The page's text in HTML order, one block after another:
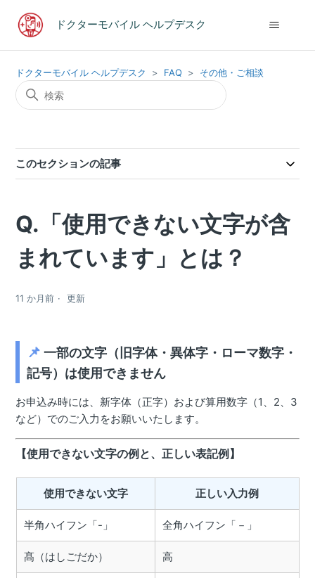
ドクターモバイル ヘルプデスク
ドクターモバイル ヘルプデスク FAQ その他・ご相談
このセクションの記事
Q.「使用できない文字が含
まれています」とは？
11 か月前 更新
📌 一部の文字（旧字体・異体字・ローマ数字・
記号）は使用できません
お申込み時には、新字体（正字）および算用数字（1、2、3
など）でのご入力をお願いいたします。
【使用できない文字の例と、正しい表記例】
使用できない文字 正しい入力例
半角ハイフン「-」 全角ハイフン「－」
髙（はしごだか） 高